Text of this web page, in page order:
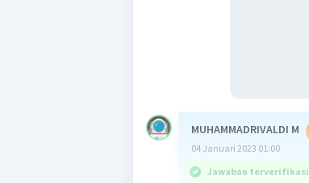
MUHAMMADRIVALDI M
04 Januari 2023 01:00
Jawaban terverifikasi